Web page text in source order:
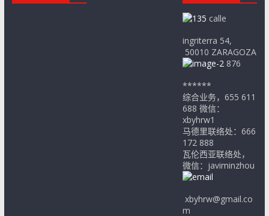
calle
ingriterra 54,
50010 ZARAGOZA
876
******
综合业务，655 611
688 微信：
xbyhrw1
马德里联络处：666
172 888
瓦伦西亚联络处，
微信：javiminzhou
xbyhrw@gmail.co
m